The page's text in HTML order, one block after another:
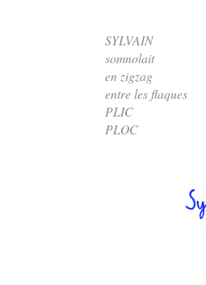
SYLVAIN
somnolait
en zigzag
entre les flaques
PLIC
PLOC